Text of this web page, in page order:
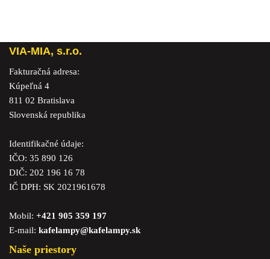
VIA-MIA, s.r.o.
Fakturačná adresa:
Kúpeľná 4
811 02 Bratislava
Slovenská republika
Identifikačné údaje:
IČO: 35 890 126
DIČ: 202 196 16 78
IČ DPH: SK 2021961678
Mobil: +421 905 359 197
E-mail: kafelampy@kafelampy.sk
Naše priestory